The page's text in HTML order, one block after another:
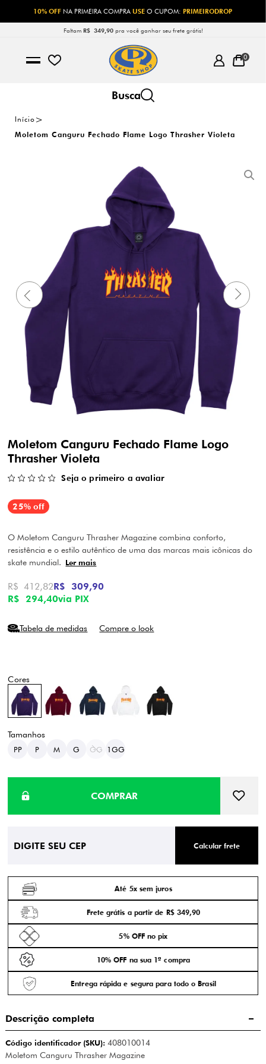
10% OFF NA PRIMEIRA COMPRAUSEO CUPOM:PRIMEIRODROP
Faltam R$ 349,90pra você ganhar seu frete grátis!
0
Início
Moletom Canguru Fechado Flame Logo Thrasher Violeta
Moletom Canguru Fechado Flame Logo
Thrasher Violeta
Seja o primeiro a avaliar
25% off
O Moletom Canguru Thrasher Magazine combina conforto,
resistência e o estilo autêntico de uma das marcas mais icônicas do
skate mundial. Ler mais
R$ 294,40via PIX
R$ 412,82R$ 309,90
Tabela de medidas Compre o look
PP P M G GG 1GG
Calcular frete
Até 5x sem juros
Frete grátis a partir de R$ 349,90
5% OFF no pix
10% OFF na sua 1ª compra
Entrega rápida e segura para todo o Brasil
Descrição completa
Código identificador (SKU):408010014
Moletom Canguru Thrasher Magazine